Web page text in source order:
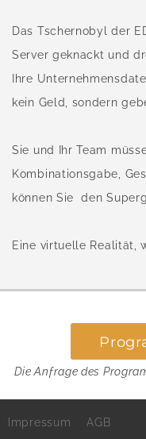
Das Tschernobyl der
Server geknackt und
Ihre
kein Geld, sondern
Sie und Ihr Team
Kombinationsgabe,
können Sie den
Eine virtuelle Realität,
Die Anfrage des
Impressum AGB